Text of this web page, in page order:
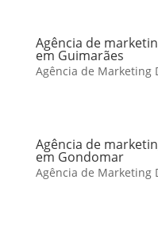
Agência de
em Guimarães
Agência de Marketing
Agência de
em Gondomar
Agência de Marketing